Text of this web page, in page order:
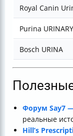
Royal Canin
Purina URINARY
Bosch URINA
Форум Say7
реальные
Hill’s